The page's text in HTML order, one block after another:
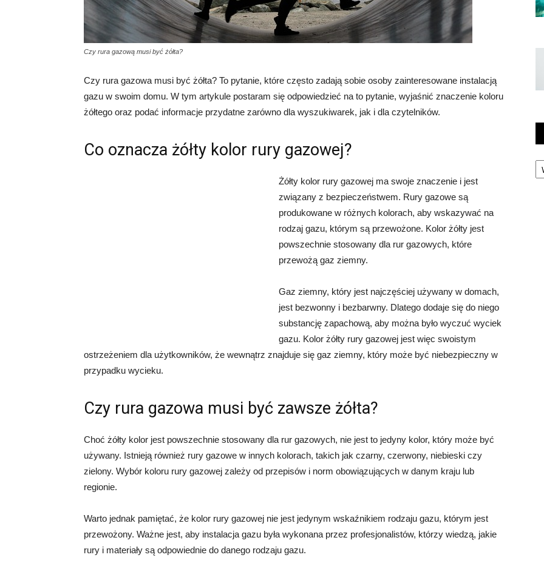
Czy rura gazową musi być żółta?
Czy rura gazowa musi być żółta? To pytanie, które często zadają sobie osoby zainteresowane instalacją
gazu w swoim domu. W tym artykule postaram się odpowiedzieć na to pytanie, wyjaśnić znaczenie koloru
żółtego oraz podać informacje przydatne zarówno dla wyszukiwarek, jak i dla czytelników.
Co oznacza żółty kolor rury gazowej?
Żółty kolor rury gazowej ma swoje znaczenie i jest
związany z bezpieczeństwem. Rury gazowe są
produkowane w różnych kolorach, aby wskazywać na
rodzaj gazu, którym są przewożone. Kolor żółty jest
powszechnie stosowany dla rur gazowych, które
przewożą gaz ziemny.
Gaz ziemny, który jest najczęściej używany w domach,
jest bezwonny i bezbarwny. Dlatego dodaje się do niego
substancję zapachową, aby można było wyczuć wyciek
gazu. Kolor żółty rury gazowej jest więc swoistym
ostrzeżeniem dla użytkowników, że wewnątrz znajduje się gaz ziemny, który może być niebezpieczny w
przypadku wycieku.
Czy rura gazowa musi być zawsze żółta?
Choć żółty kolor jest powszechnie stosowany dla rur gazowych, nie jest to jedyny kolor, który może być
używany. Istnieją również rury gazowe w innych kolorach, takich jak czarny, czerwony, niebieski czy
zielony. Wybór koloru rury gazowej zależy od przepisów i norm obowiązujących w danym kraju lub
regionie.
Warto jednak pamiętać, że kolor rury gazowej nie jest jedynym wskaźnikiem rodzaju gazu, którym jest
przewożony. Ważne jest, aby instalacja gazu była wykonana przez profesjonalistów, którzy wiedzą, jakie
rury i materiały są odpowiednie do danego rodzaju gazu.